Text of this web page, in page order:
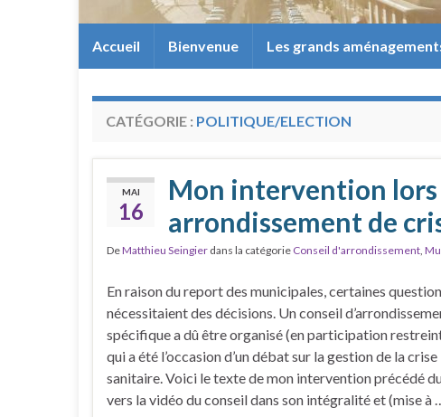
Accueil Bienvenue Les grands
CATÉGORIE : POLITIQUE/ELECTION
MAI
16
Mon intervention lors
arrondissement de
DeMatthieu Seingier dans la catégorie Conseil d'arrondissement,
En raison du report des municipales, certaines
nécessitaient des décisions. Un conseil
spécifique a dû être organisé (en participation
qui a été l’occasion d’un débat sur la gestion de la crise
sanitaire. Voici le texte de mon intervention précédé
vers la vidéo du conseil dans son intégralité et (mise à